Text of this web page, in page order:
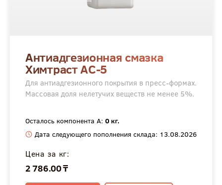
Антиадгезионная смазка
Химтраст АС-5
Для антиадгезионного покрытия в пресс-формах.
Массовая доля нелетучих веществ не менее 5%.
Осталось компонента А: 0 кг.
Дата следующего пополнения склада: 13.08.2026
Цена за кг:
2 786.00 ₸